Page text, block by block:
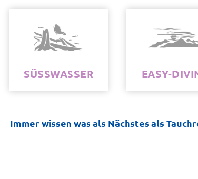
SÜSSWASSER EASY-
Immer wissen was als Nächstes als